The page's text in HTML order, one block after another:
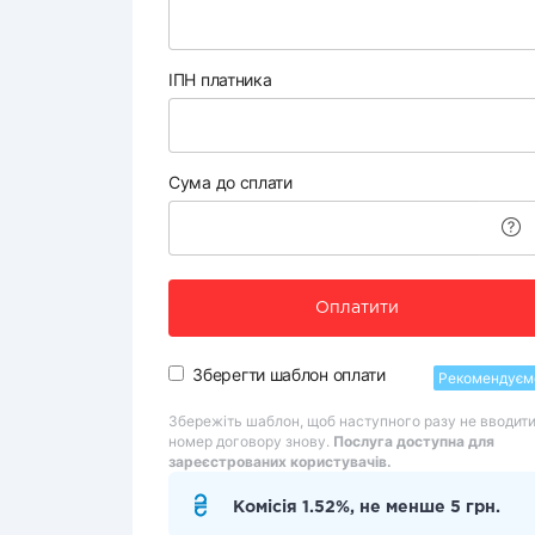
ІПН платника
Сума до сплати
Оплатити
Зберегти шаблон оплати
Збережіть шаблон, щоб наступного разу не вводити
номер договору знову. Послуга доступна для
зареєстрованих користувачів.
Комісія 1.52%, не менше 5 грн.